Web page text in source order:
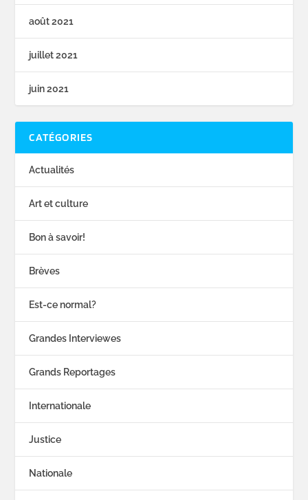
août 2021
juillet 2021
juin 2021
CATÉGORIES
Actualités
Art et culture
Bon à savoir!
Brèves
Est-ce normal?
Grandes Interviewes
Grands Reportages
Internationale
Justice
Nationale